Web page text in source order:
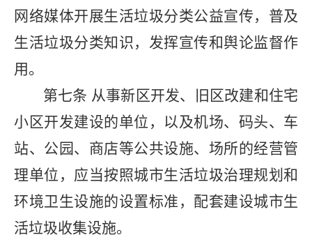
网络媒体开展生活垃圾分类公益宣传，普及
生活垃圾分类知识，发挥宣传和舆论监督作
用。
第七条 从事新区开发、旧区改建和住宅
小区开发建设的单位，以及机场、码头、车
站、公园、商店等公共设施、场所的经营管
理单位，应当按照城市生活垃圾治理规划和
环境卫生设施的设置标准，配套建设城市生
活垃圾收集设施。